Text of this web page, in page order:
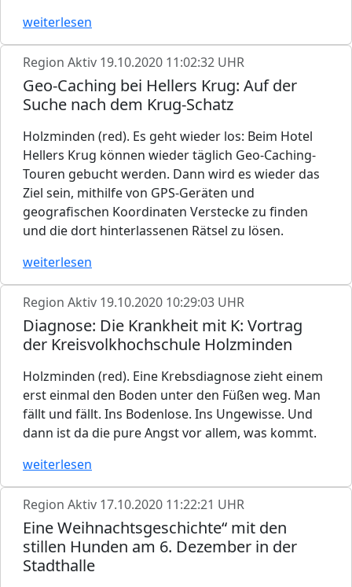
weiterlesen
Region Aktiv 19.10.2020 11:02:32 UHR
Geo-Caching bei Hellers Krug: Auf der
Suche nach dem Krug-Schatz
Holzminden (red). Es geht wieder los: Beim Hotel
Hellers Krug können wieder täglich Geo-Caching-
Touren gebucht werden. Dann wird es wieder das
Ziel sein, mithilfe von GPS-Geräten und
geografischen Koordinaten Verstecke zu finden
und die dort hinterlassenen Rätsel zu lösen.
weiterlesen
Region Aktiv 19.10.2020 10:29:03 UHR
Diagnose: Die Krankheit mit K: Vortrag
der Kreisvolkhochschule Holzminden
Holzminden (red). Eine Krebsdiagnose zieht einem
erst einmal den Boden unter den Füßen weg. Man
fällt und fällt. Ins Bodenlose. Ins Ungewisse. Und
dann ist da die pure Angst vor allem, was kommt.
weiterlesen
Region Aktiv 17.10.2020 11:22:21 UHR
Eine Weihnachtsgeschichte“ mit den
stillen Hunden am 6. Dezember in der
Stadthalle